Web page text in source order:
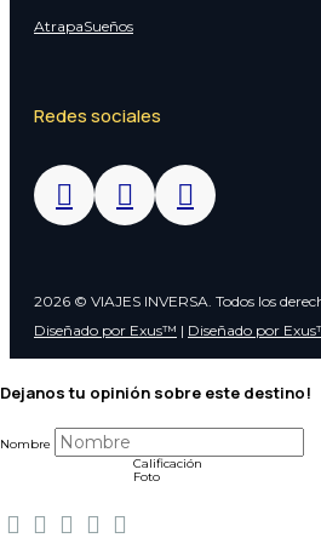
AtrapaSueños
Redes sociales
2026 © VIAJES INVERSA. Todos los
Diseñado por Exus™ | Diseñado por